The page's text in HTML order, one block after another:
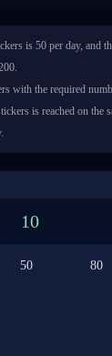
is 50 per day, and
with the required
is reached on the
50 80